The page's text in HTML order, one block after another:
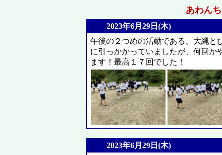
あわん
2023年6月29日(木)
午後の２つめの活動である、大縄と
に引っかかっていましたが、何回か
ます！最高１７回でした！
2023年6月29日(木)